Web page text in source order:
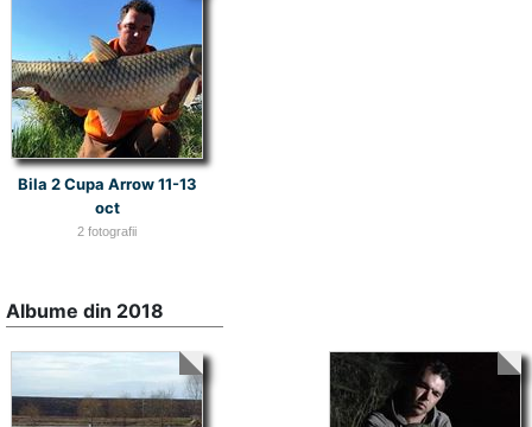
Bila 2 Cupa Arrow 11-13
oct
2 fotografii
Albume din 2018